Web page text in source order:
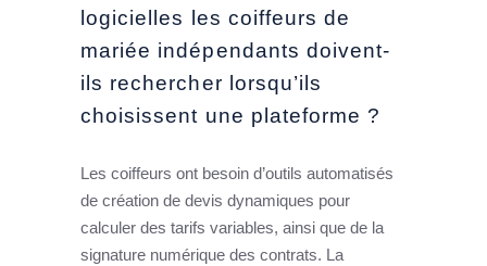
logicielles les coiffeurs de
mariée indépendants doivent-
ils rechercher lorsqu’ils
choisissent une plateforme ?
Les coiffeurs ont besoin d’outils automatisés
de création de devis dynamiques pour
calculer des tarifs variables, ainsi que de la
signature numérique des contrats. La